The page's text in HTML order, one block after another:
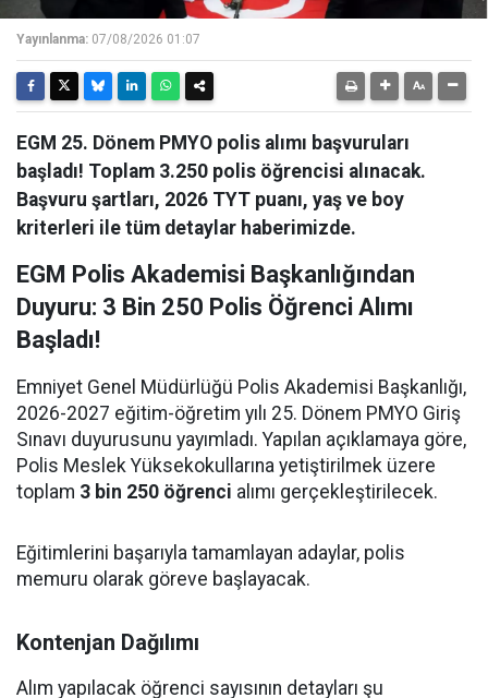
Yayınlanma: 07/08/2026 01:07
EGM 25. Dönem PMYO polis alımı başvuruları
başladı! Toplam 3.250 polis öğrencisi alınacak.
Başvuru şartları, 2026 TYT puanı, yaş ve boy
kriterleri ile tüm detaylar haberimizde.
EGM Polis Akademisi Başkanlığından
Duyuru: 3 Bin 250 Polis Öğrenci Alımı
Başladı!
Emniyet Genel Müdürlüğü Polis Akademisi Başkanlığı,
2026-2027 eğitim-öğretim yılı 25. Dönem PMYO Giriş
Sınavı duyurusunu yayımladı. Yapılan açıklamaya göre,
Polis Meslek Yüksekokullarına yetiştirilmek üzere
toplam 3 bin 250 öğrenci alımı gerçekleştirilecek.
Eğitimlerini başarıyla tamamlayan adaylar, polis
memuru olarak göreve başlayacak.
Kontenjan Dağılımı
Alım yapılacak öğrenci sayısının detayları şu